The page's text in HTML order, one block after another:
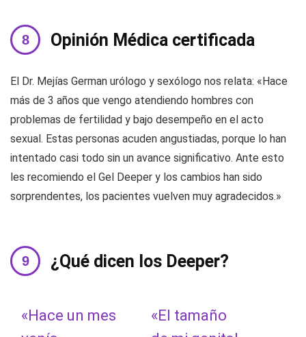
Opinión Médica certificada
El Dr. Mejías German urólogo y sexólogo nos relata: «Hace
más de 3 años que vengo atendiendo hombres con
problemas de fertilidad y bajo desempeño en el acto
sexual. Estas personas acuden angustiadas, porque lo han
intentado casi todo sin un avance significativo. Ante esto
les recomiendo el Gel Deeper y los cambios han sido
sorprendentes, los pacientes vuelven muy agradecidos.»
¿Qué dicen los Deeper?
«Hace un mes
«El tamaño